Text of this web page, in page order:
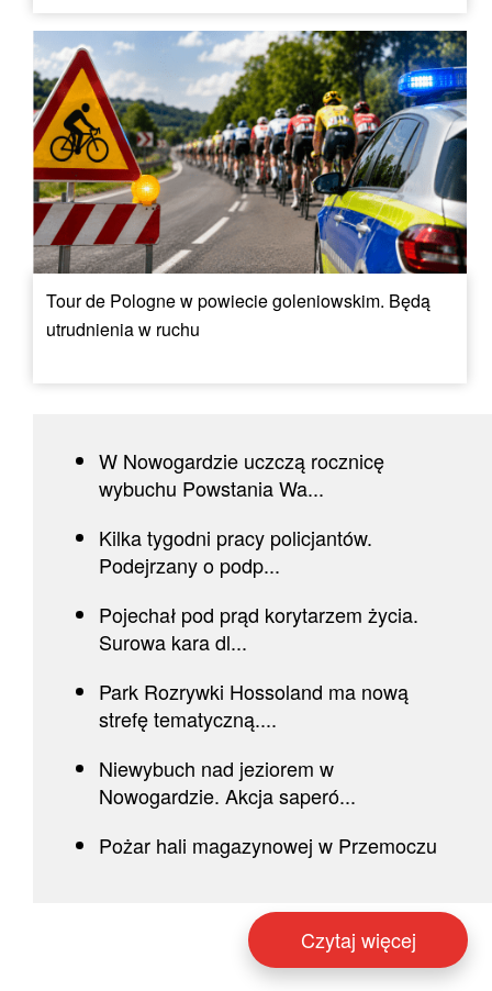
Tour de Pologne w powiecie goleniowskim. Będą
utrudnienia w ruchu
W Nowogardzie uczczą rocznicę
wybuchu Powstania Wa...
Kilka tygodni pracy policjantów.
Podejrzany o podp...
Pojechał pod prąd korytarzem życia.
Surowa kara dl...
Park Rozrywki Hossoland ma nową
strefę tematyczną....
Niewybuch nad jeziorem w
Nowogardzie. Akcja saperó...
Pożar hali magazynowej w Przemoczu
Czytaj więcej